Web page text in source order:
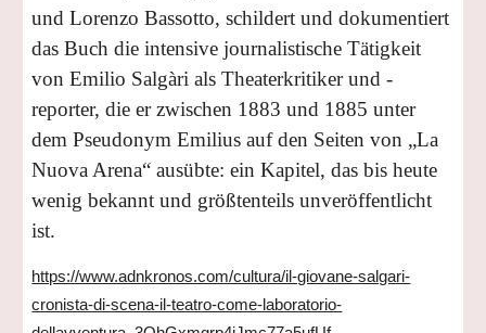
und Lorenzo Bassotto, schildert und dokumentiert
das Buch die intensive journalistische Tätigkeit
von Emilio Salgàri als Theaterkritiker und -
reporter, die er zwischen 1883 und 1885 unter
dem Pseudonym Emilius auf den Seiten von „La
Nuova Arena“ ausübte: ein Kapitel, das bis heute
wenig bekannt und größtenteils unveröffentlicht
ist.
https://www.adnkronos.com/cultura/il-giovane-salgari-
cronista-di-scena-il-teatro-come-laboratorio-